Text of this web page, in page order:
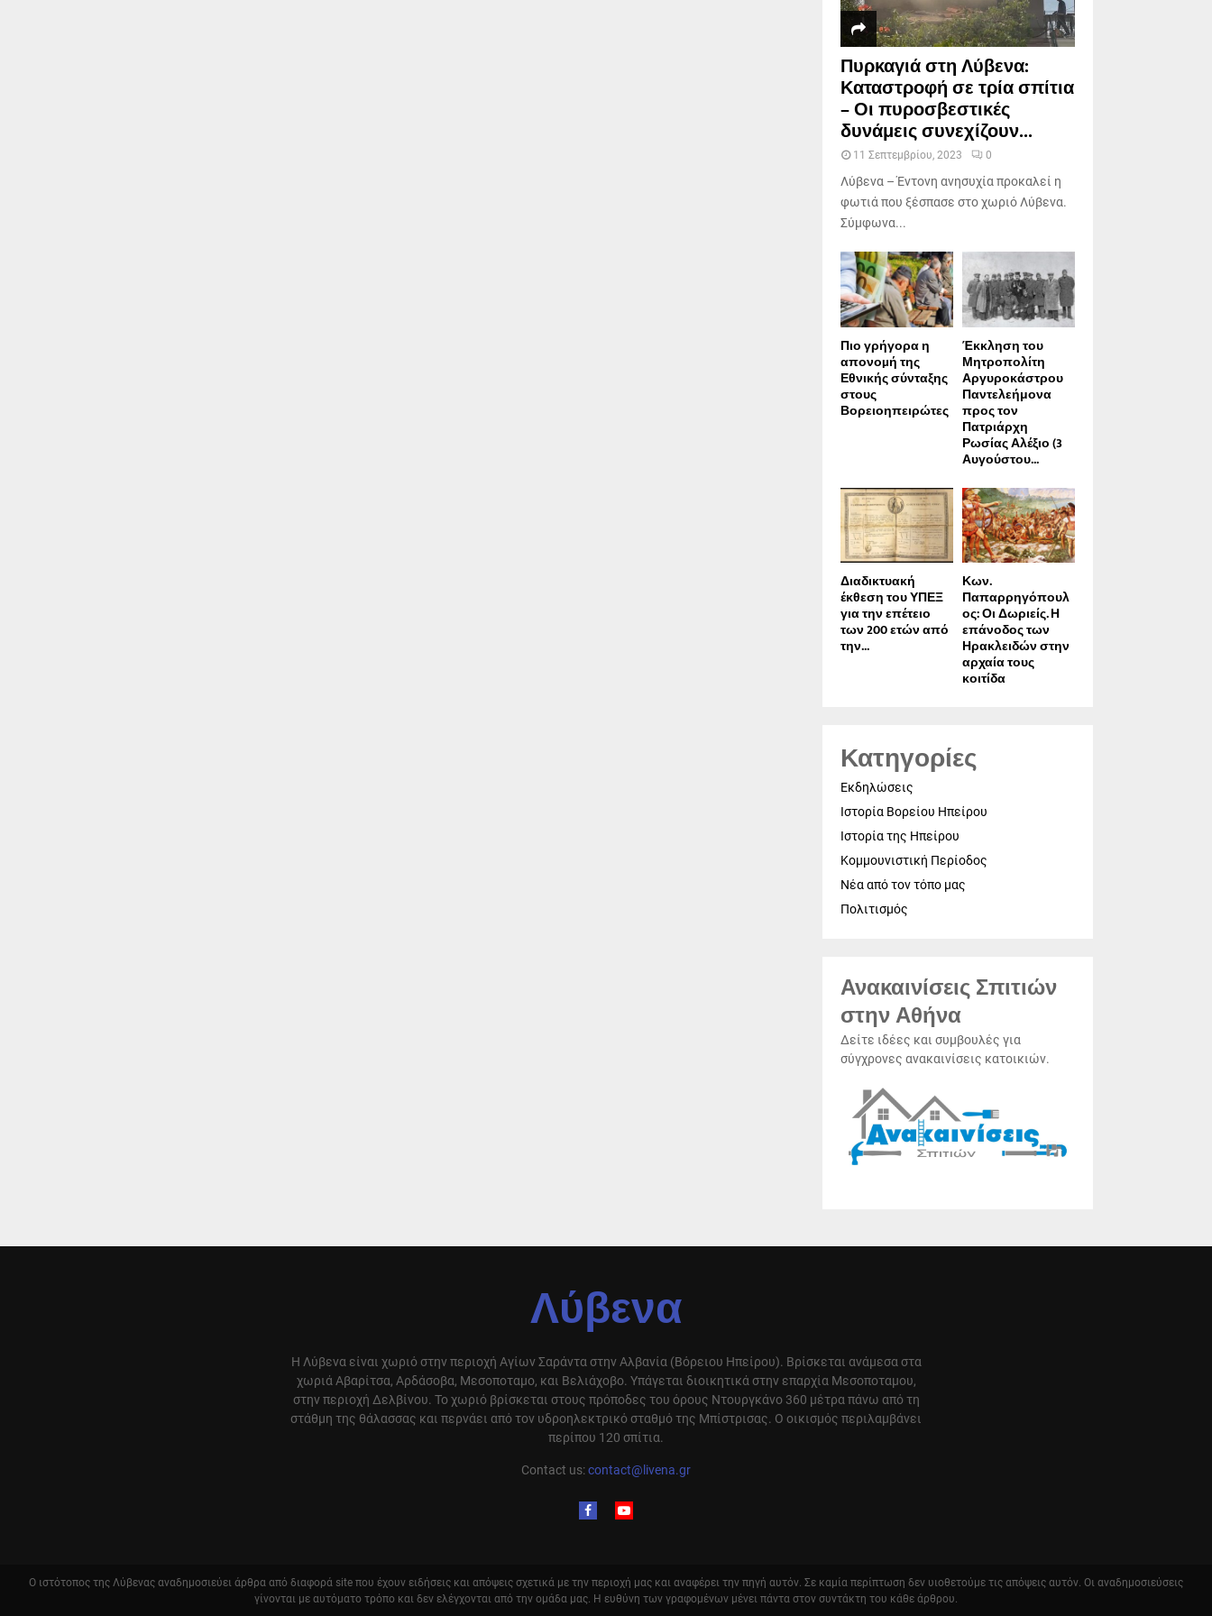
Πυρκαγιά στη Λύβενα:
Καταστροφή σε τρία σπίτια
– Οι πυροσβεστικές
δυνάμεις συνεχίζουν...
11 Σεπτεμβρίου, 2023 0
Λύβενα – Έντονη ανησυχία προκαλεί η
φωτιά που ξέσπασε στο χωριό Λύβενα.
Σύμφωνα...
Πιο γρήγορα η
απονοµή της
Εθνικής σύνταξης
στους
Βορειοηπειρώτες
Έκκληση του
Μητροπολίτη
Αργυροκάστρου
Παντελεήμονα
προς τον
Πατριάρχη
Ρωσίας Αλέξιο (3
Αυγούστου...
Διαδικτυακή
έκθεση του ΥΠΕΞ
για την επέτειο
των 200 ετών από
την...
Κων.
Παπαρρηγόπουλ
ος: Οι Δωριείς. Η
επάνοδος των
Ηρακλειδών στην
αρχαία τους
κοιτίδα
Κατηγορίες
Εκδηλώσεις
Ιστορία Βορείου Ηπείρου
Ιστορία της Ηπείρου
Κομμουνιστική Περίοδος
Νέα από τον τόπο μας
Πολιτισμός
Ανακαινίσεις Σπιτιών
στην Αθήνα
Δείτε ιδέες και συμβουλές για
σύγχρονες ανακαινίσεις κατοικιών.
Λύβενα
Η Λύβενα είναι χωριό στην περιοχή Αγίων Σαράντα στην Αλβανία (Βόρειου Ηπείρου). Βρίσκεται ανάμεσα στα
χωριά Αβαρίτσα, Αρδάσοβα, Μεσοποταμο, και Βελιάχοβο. Υπάγεται διοικητικά στην επαρχία Μεσοποταμου,
στην περιοχή Δελβίνου. Το χωριό βρίσκεται στους πρόποδες του όρους Ντουργκάνο 360 μέτρα πάνω από τη
στάθμη της θάλασσας και περνάει από τον υδροηλεκτρικό σταθμό της Μπίστρισας. Ο οικισμός περιλαμβάνει
περίπου 120 σπίτια.
Contact us:contact@livena.gr
Ο ιστότοπος της Λύβενας αναδημοσιεύει άρθρα από διαφορά site που έχουν ειδήσεις και απόψεις σχετικά με την περιοχή μας και αναφέρει την πηγή αυτόν. Σε καμία περίπτωση δεν υιοθετούμε τις απόψεις αυτόν. Οι αναδημοσιεύσεις
γίνονται με αυτόματο τρόπο και δεν ελέγχονται από την ομάδα μας. Η ευθύνη των γραφομένων μένει πάντα στον συντάκτη του κάθε άρθρου.